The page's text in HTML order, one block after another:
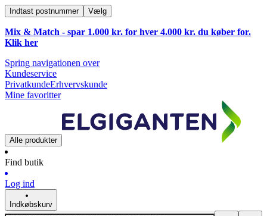
Indtast postnummer Vælg
Mix & Match - spar 1.000 kr. for hver 4.000 kr. du køber for.
Klik her
Spring navigationen over
Kundeservice
PrivatkundeErhvervskunde
Mine favoritter
Alle produkter
Find butik
Log ind
Indkøbskurv